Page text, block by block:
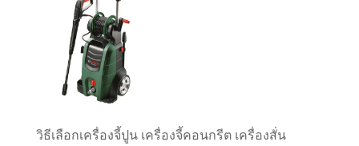
วิธีเลือกเครื่องจี้ปูน เครื่องจี้คอนกรีต เครื่องสั่น